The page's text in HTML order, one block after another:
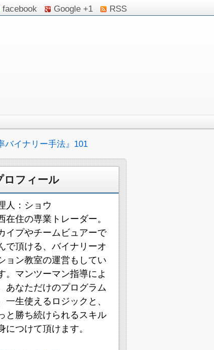
facebook Google +1 RSS
イナリー手法』101
ロフィール
人：ショウ
在住の専業トレーダー。
イプやチームビュアーで
で頂ける、バイナリーオ
ョン教室の運営もしてい
。マンツーマン指導によ
あなただけのプログラム
一生使えるロジックと、
と勝ち続けられるスキル
につけて頂けます。